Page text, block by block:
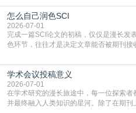
战与困惑。从选题立意到投稿回应，每
篇AEIC学术交流中心小编就为大家介绍“
一步发表SCI文章，首要解决的问题是“投
怎么自己润色SCI
2026-07-01
完成一篇SCI论文的初稿，仅仅是漫长发
色环节，往往才是决定文章能否被期刊接
质量，更能在此过程中深化对学术写作
文，使其在语言和学术表达上更符合国际
习的技能。本篇AEIC学术交流中心小编就
学术会议投稿意义
2026-07-01
在学术研究的漫长旅途中，每一位探索者
并最终融入人类知识的星河。除了在期刊